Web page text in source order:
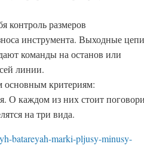
конт­роль размеров
инстру­мента. Выходные цепи
команды на останов или
линии.
основным критериям:
О каждом из них стоит
на три вида.
batareyah-marki-pljusy-minusy-